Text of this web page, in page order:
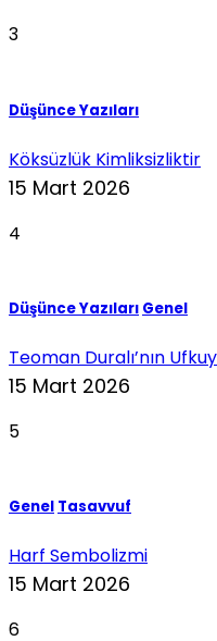
3
Düşünce Yazıları
Köksüzlük Kimliksizliktir
15 Mart 2026
4
Düşünce Yazıları Genel
Teoman Duralı’nın
15 Mart 2026
5
Genel Tasavvuf
Harf Sembolizmi
15 Mart 2026
6